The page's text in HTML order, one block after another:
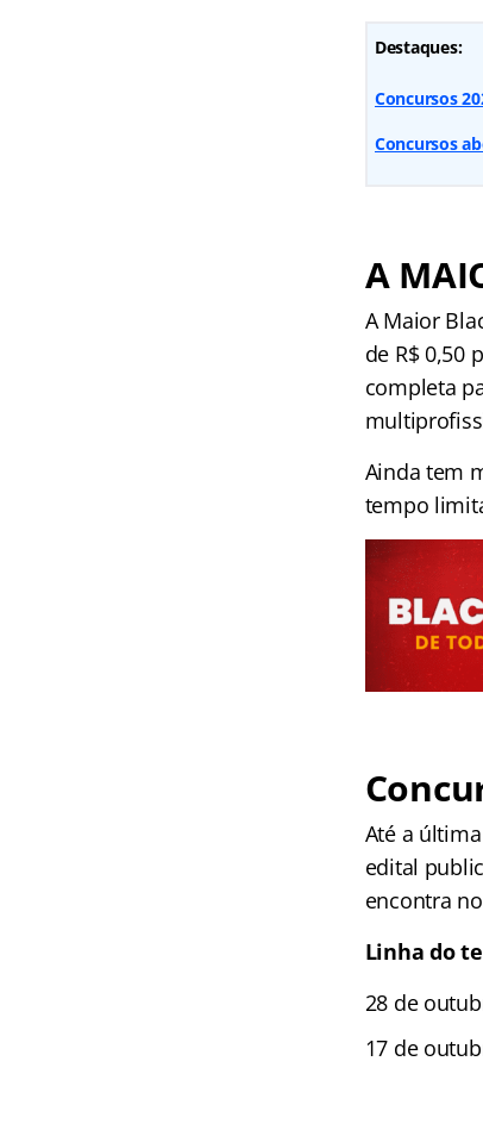
Destaques:
Concursos
Concursos
A
A Maior
de R$ 0,50
completa
Ainda tem
tempo
Até a
edital
encontra
Linha do
28 de
17 de